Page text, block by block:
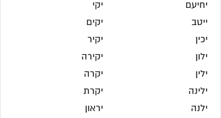
יחיעם
ייטב
יכין
ילון
ילין
ילינה
ילנה
יקי
יקים
יקיר
יקירה
יקרה
יקרת
יראון